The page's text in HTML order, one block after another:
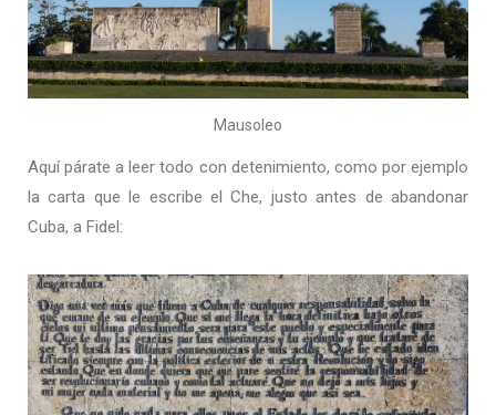
Mausoleo
Aquí párate a leer todo con detenimiento, como por ejemplo
la carta que le escribe el Che, justo antes de abandonar
Cuba, a Fidel: